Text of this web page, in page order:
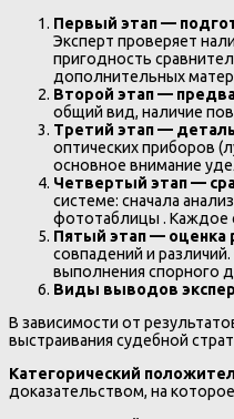
Первый этап —
Эксперт проверяет
пригодность
дополнительных
Второй этап —
общий вид, наличие
Третий этап —
оптических приборов
основное внимание
Четвертый этап —
системе: сначала
фототаблицы . Каждое
Пятый этап — оценка
совпадений и
выполнения спорного
Виды выводов
В зависимости от
выстраивания судебной
Категорический
доказательством, на